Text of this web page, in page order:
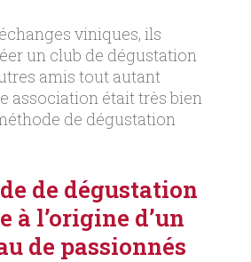
viniques, ils
un club de dégustation
amis tout autant
association était très bien
de dégustation
de dégustation
à l’origine d’un
de passionnés